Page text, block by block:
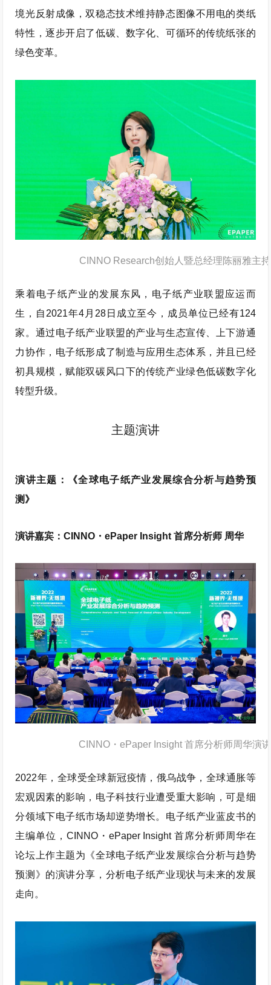
境光反射成像，双稳态技术维持静态图像不用电的类纸
特性，逐步开启了低碳、数字化、可循环的传统纸张的
绿色变革。
CINNO Research创始人暨总经理陈丽雅主持
乘着电子纸产业的发展东风，电子纸产业联盟应运而
生，自2021年4月28日成立至今，成员单位已经有124
家。通过电子纸产业联盟的产业与生态宣传、上下游通
力协作，电子纸形成了制造与应用生态体系，并且已经
初具规模，赋能双碳风口下的传统产业绿色低碳数字化
转型升级。
主题演讲
演讲主题：《全球电子纸产业发展综合分析与趋势预
测》
演讲嘉宾：CINNO・ePaper Insight 首席分析师 周华
CINNO・ePaper Insight 首席分析师周华演讲
2022年，全球受全球新冠疫情，俄乌战争，全球通胀等
宏观因素的影响，电子科技行业遭受重大影响，可是细
分领域下电子纸市场却逆势增长。电子纸产业蓝皮书的
主编单位，CINNO・ePaper Insight 首席分析师周华在
论坛上作主题为《全球电子纸产业发展综合分析与趋势
预测》的演讲分享，分析电子纸产业现状与未来的发展
走向。